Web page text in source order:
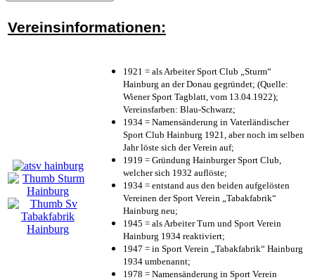
Vereinsinformationen:
1921 = als Arbeiter Sport Club „Sturm“
Hainburg an der Donau gegründet; (Quelle:
Wiener Sport Tagblatt, vom 13.04.1922);
Vereinsfarben: Blau-Schwarz;
1934 = Namensänderung in Vaterländischer
Sport Club Hainburg 1921, aber noch im selben
Jahr löste sich der Verein auf;
1919 = Gründung Hainburger Sport Club,
welcher sich 1932 auflöste;
1934 = entstand aus den beiden aufgelösten
Vereinen der Sport Verein „Tabakfabrik“
Hainburg neu;
1945 = als Arbeiter Turn und Sport Verein
Hainburg 1934 reaktiviert;
1947 = in Sport Verein „Tabakfabrik“ Hainburg
1934 umbenannt;
1978 = Namensänderung in Sport Verein